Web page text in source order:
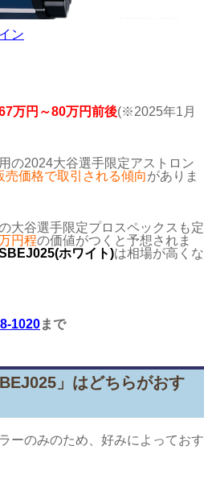
ン
万円～80万円前後(※2025年1月
の2024大谷選手限定アストロン
売価格で取引される傾向がありま
大谷選手限定プロスペックスも定
円程の価値がつくと予想されま
ホワイト)は相場が高くな
1020まで
」はどちらがおす
ーのみのため、好みによっておす